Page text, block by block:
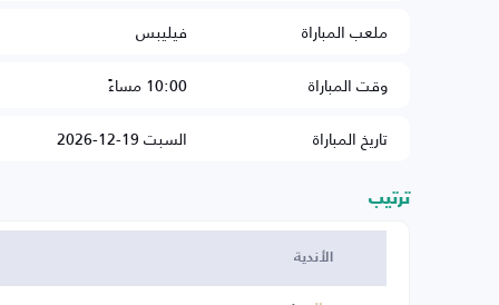
ملعب المباراة
فيليبس
وقت المباراة
10:00 مساءً
تاريخ المباراة
السبت 19-12-2026
ترتيب
الأندية